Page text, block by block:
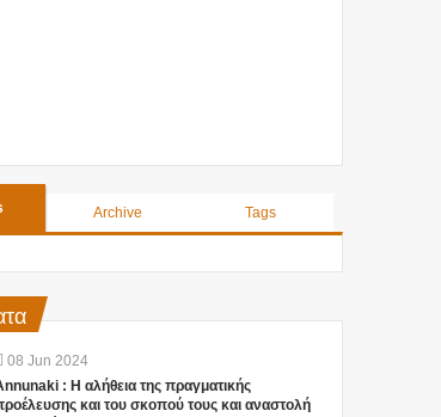
Archive Tags
08 Jun 2024
: Η αλήθεια της πραγματικής
και του σκοπού τους και αναστολή